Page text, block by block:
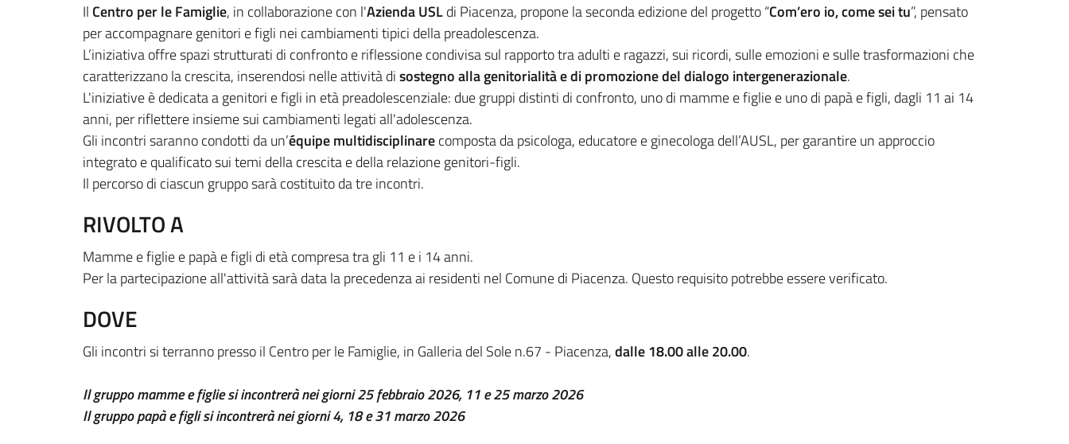
Il Centro per le Famiglie, in collaborazione con l'Azienda USLdi Piacenza, propone la seconda edizione del progetto “Com’ero io, come sei tu”, pensato
per accompagnare genitori e figli nei cambiamenti tipici della preadolescenza.
L’iniziativa offre spazi strutturati di confronto e riflessione condivisa sul rapporto tra adulti e ragazzi, sui ricordi, sulle emozioni e sulle trasformazioni che
caratterizzano la crescita, inserendosi nelle attività disostegno alla genitorialità e di promozione del dialogo intergenerazionale.
L'iniziative è dedicata a genitori e figli in età preadolescenziale: due gruppi distinti di confronto, uno di mamme e figlie e uno di papà e figli, dagli 11 ai 14
anni, per riflettere insieme sui cambiamenti legati all'adolescenza.
Gli incontri saranno condotti da un’équipe multidisciplinarecomposta da psicologa, educatore e ginecologa dell’AUSL, per garantire un approccio
integrato e qualificato sui temi della crescita e della relazione genitori-figli.
Il percorso di ciascun gruppo sarà costituito da tre incontri.
RIVOLTO A
Mamme e figlie e papà e figli di età compresa tra gli 11 e i 14 anni.
Per la partecipazione all'attività sarà data la precedenza ai residenti nel Comune di Piacenza. Questo requisito potrebbe essere verificato.
DOVE
Gli incontri si terranno presso il Centro per le Famiglie, in Galleria del Sole n.67 - Piacenza,dalle 18.00 alle 20.00.
Il gruppo mamme e figlie si incontrerà nei giorni25 febbraio 2026, 11 e 25 marzo 2026
Il gruppo papà e figli si incontrerà nei giorni4, 18 e 31 marzo 2026